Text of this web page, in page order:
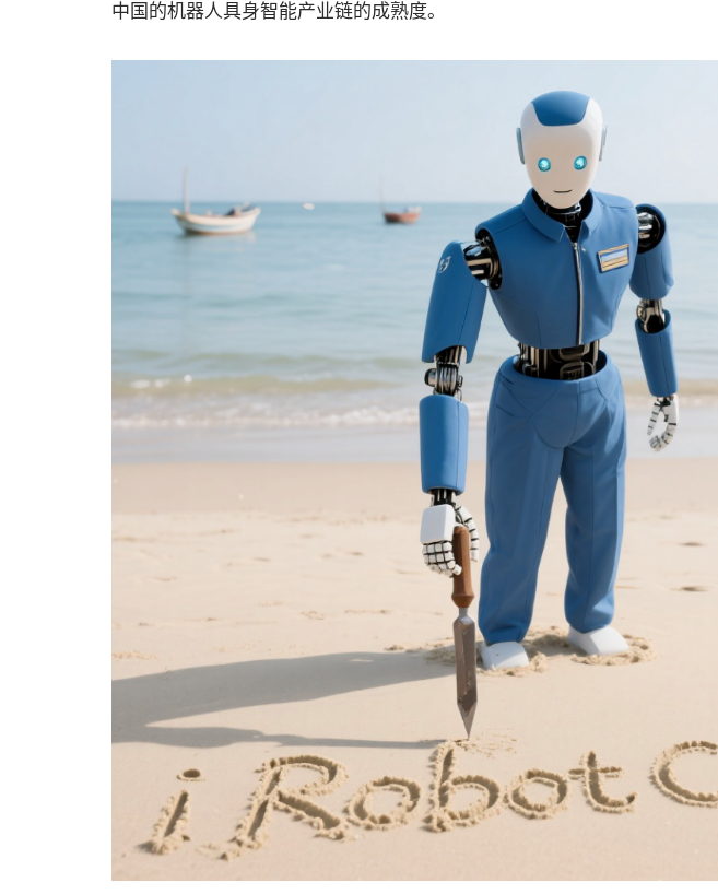
中国的机器人具身智能产业链的成熟度。